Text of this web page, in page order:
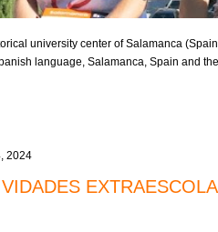
university center of Salamanca
language, Salamanca, Spain and
2024